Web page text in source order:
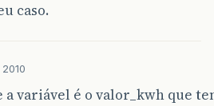
caso.
a variável é o valor_kwh que